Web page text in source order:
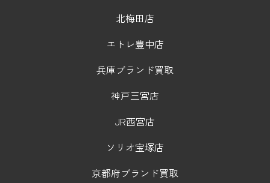
北梅田店
エトレ豊中店
兵庫ブランド買取
神戸三宮店
JR西宮店
ソリオ宝塚店
京都府ブランド買取